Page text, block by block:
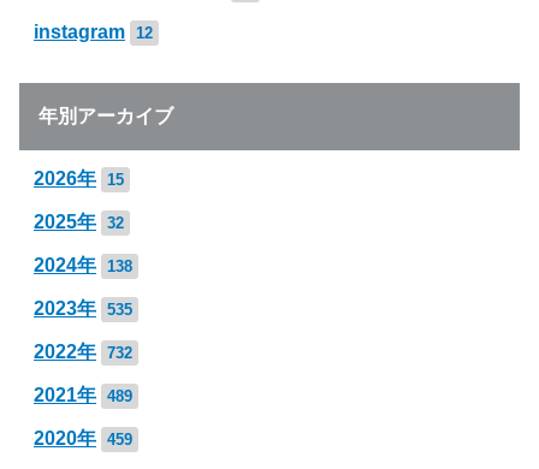
instagram 12
年別アーカイブ
2026年 15
2025年 32
2024年 138
2023年 535
2022年 732
2021年 489
2020年 459